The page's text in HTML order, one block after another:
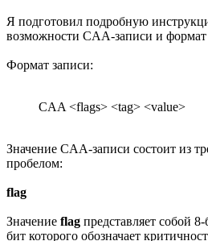
Я подготовил подробную
возможности CAA-записи и формат
Формат записи:
CAA <flags> <tag> <value>
Значение CAA-записи состоит из
пробелом:
flag
Значение flag представляет собой
бит которого обозначает